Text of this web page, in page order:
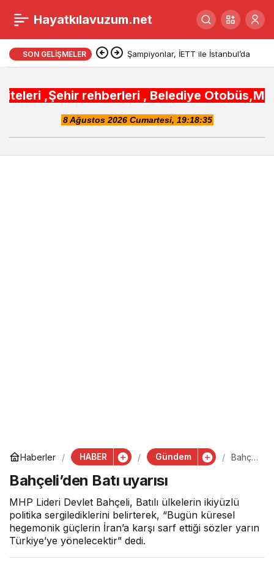
Hayatkılavuzum.net
SON GELIŞMELER Şampiyonlar, İETT ile İstanbul’da
,Şehir rehberleri , Belediye
Haberler HABER Gündem
Bahçel
Bahçeli’den Batı uyarısı
MHP Lideri Devlet Bahçeli, Batılı ülkelerin ikiyüzlü
politika sergilediklerini belirterek, “Bugün küresel
hegemonik güçlerin İran’a karşı sarf ettiği sözler yarın
Türkiye’ye yönelecektir” dedi.
Bahçeli’den Batı uyarısı 0